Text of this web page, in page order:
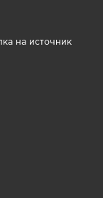
на источник